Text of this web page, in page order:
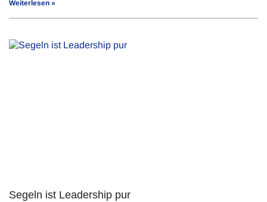
Weiterlesen »
Segeln ist Leadership pur